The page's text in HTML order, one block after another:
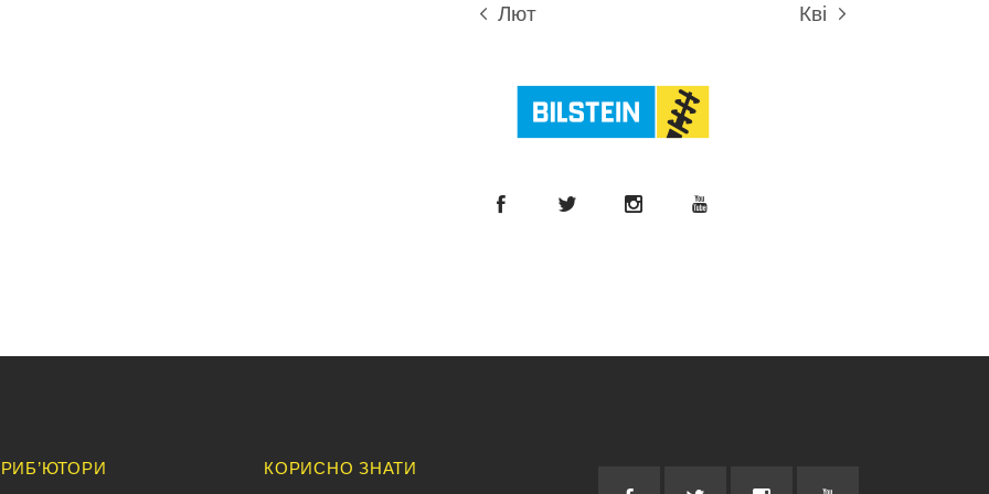
« Лют Кві »
КОРИСНО ЗНАТИ